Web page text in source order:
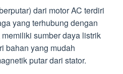
dari motor AC terdiri
yang terhubung dengan
sumber daya listrik
bahan yang mudah
putar dari stator.